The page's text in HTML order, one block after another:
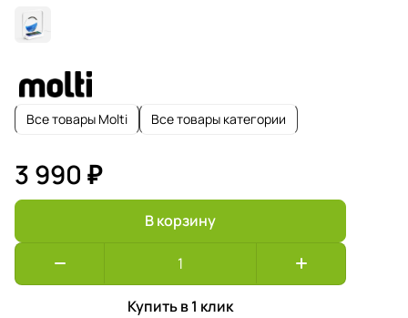
Все товары Molti Все товары категории
3 990 ₽
В корзину
Купить в 1 клик